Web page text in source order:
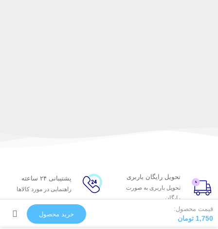
قیمت محصول:
تومان 1,750
خرید محصول
تحویل رایگان باربری
تحویل باربری به صورت
رایگان
پشتیبانی ۲۴ ساعته
راهنمایی در مورد کالاها
ضمانت کیفیت
تضمین ثبات رنگ